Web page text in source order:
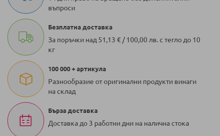
въпроси
Безплатна доставка
За поръчки над 51,13 € / 100,00 лв. с тегло до 10
кг
100 000 + артикула
Разнообразие от оригинални продукти винаги
на склад
Бърза доставка
Доставка до 3 работни дни на налична стока